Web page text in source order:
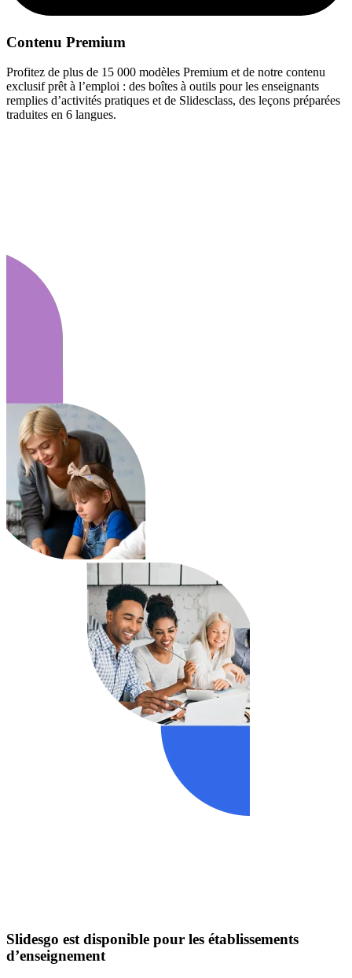
Contenu Premium
Profitez de plus de 15 000 modèles Premium et de notre contenu
exclusif prêt à l’emploi : des boîtes à outils pour les enseignants
remplies d’activités pratiques et de Slidesclass, des leçons préparées
traduites en 6 langues.
Slidesgo est disponible pour les établissements
d’enseignement